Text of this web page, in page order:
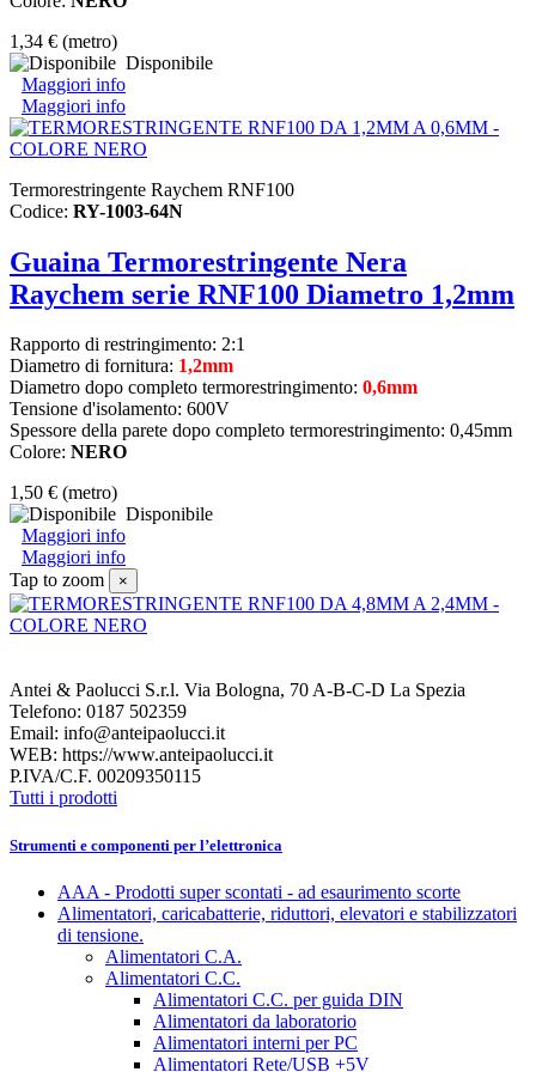
1,34 € (metro)
Disponibile
Maggiori info
Maggiori info
Termorestringente Raychem RNF100
Codice: RY-1003-64N
Guaina Termorestringente Nera
Raychem serie RNF100 Diametro 1,2mm
Rapporto di restringimento: 2:1
Diametro di fornitura: 1,2mm
Diametro dopo completo termorestringimento: 0,6mm
Tensione d'isolamento: 600V
Spessore della parete dopo completo termorestringimento: 0,45mm
Colore: NERO
1,50 € (metro)
Disponibile
Maggiori info
Maggiori info
Tap to zoom
×
Antei & Paolucci S.r.l. Via Bologna, 70 A-B-C-D La Spezia
Telefono: 0187 502359
Email: info@anteipaolucci.it
WEB: https://www.anteipaolucci.it
P.IVA/C.F. 00209350115
Tutti i prodotti
Strumenti e componenti per l’elettronica
AAA - Prodotti super scontati - ad esaurimento scorte
Alimentatori, caricabatterie, riduttori, elevatori e stabilizzatori
di tensione.
Alimentatori C.A.
Alimentatori C.C.
Alimentatori C.C. per guida DIN
Alimentatori da laboratorio
Alimentatori interni per PC
Alimentatori Rete/USB +5V